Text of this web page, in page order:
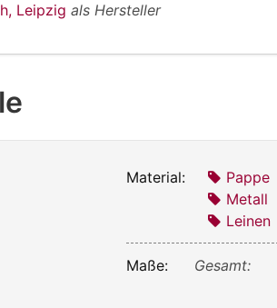
Leipzig als Hersteller
Material:
Pappe
Metall
Leinen
Maße: Gesamt: